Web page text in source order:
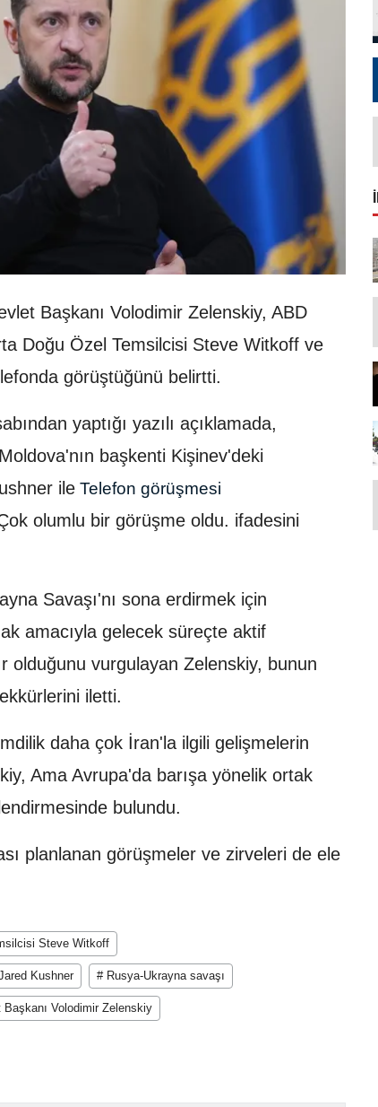
Başkanı Volodimir Zelenskiy, ABD
Doğu Özel Temsilcisi Steve Witkoff ve
görüştüğünü belirtti.
yaptığı yazılı açıklamada,
başkenti Kişinev'deki
ile Telefon görüşmesi
olumlu bir görüşme oldu. ifadesini
Savaşı'nı sona erdirmek için
amacıyla gelecek süreçte aktif
olduğunu vurgulayan Zelenskiy, bunun
iletti.
daha çok İran'la ilgili gelişmelerin
Ama Avrupa'da barışa yönelik ortak
bulundu.
planlanan görüşmeler ve zirveleri de ele
Steve Witkoff
Kushner # Rusya-Ukrayna savaşı
Volodimir Zelenskiy